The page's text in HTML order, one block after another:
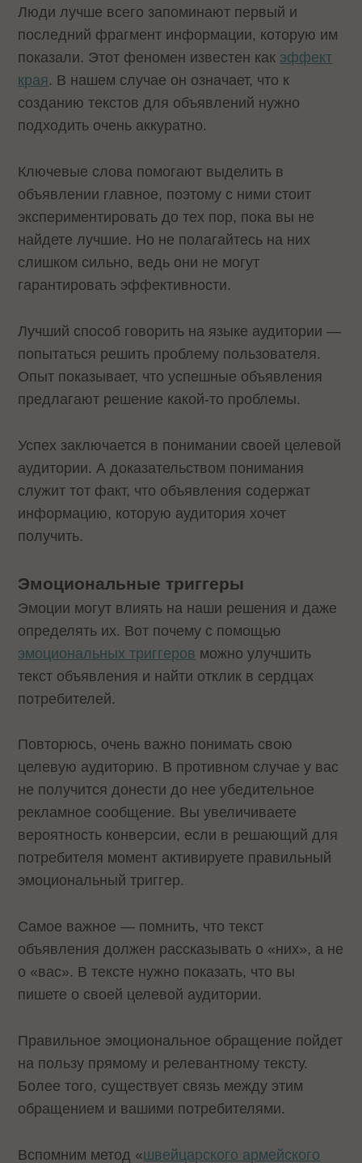
Люди лучше всего запоминают первый и
последний фрагмент информации, которую им
показали. Этот феномен известен как эффект
края. В нашем случае он означает, что к
созданию текстов для объявлений нужно
подходить очень аккуратно.
Ключевые слова помогают выделить в
объявлении главное, поэтому с ними стоит
экспериментировать до тех пор, пока вы не
найдете лучшие. Но не полагайтесь на них
слишком сильно, ведь они не могут
гарантировать эффективности.
Лучший способ говорить на языке аудитории —
попытаться решить проблему пользователя.
Опыт показывает, что успешные объявления
предлагают решение какой-то проблемы.
Успех заключается в понимании своей целевой
аудитории. А доказательством понимания
служит тот факт, что объявления содержат
информацию, которую аудитория хочет
получить.
Эмоциональные триггеры
Эмоции могут влиять на наши решения и даже
определять их. Вот почему с помощью
эмоциональных триггеров можно улучшить
текст объявления и найти отклик в сердцах
потребителей.
Повторюсь, очень важно понимать свою
целевую аудиторию. В противном случае у вас
не получится донести до нее убедительное
рекламное сообщение. Вы увеличиваете
вероятность конверсии, если в решающий для
потребителя момент активируете правильный
эмоциональный триггер.
Самое важное — помнить, что текст
объявления должен рассказывать о «них», а не
о «вас». В тексте нужно показать, что вы
пишете о своей целевой аудитории.
Правильное эмоциональное обращение пойдет
на пользу прямому и релевантному тексту.
Более того, существует связь между этим
обращением и вашими потребителями.
Вспомним метод «швейцарского армейского